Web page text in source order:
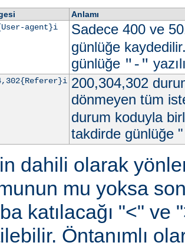
Anlamı
agent}i
Sadece 400 ve
günlüğe
günlüğe "-"
200,304,302
dönmeyen tüm
durum koduyla
takdirde günlüğe "
dahili olarak
mu yoksa
katılacağı "<"
Öntanımlı